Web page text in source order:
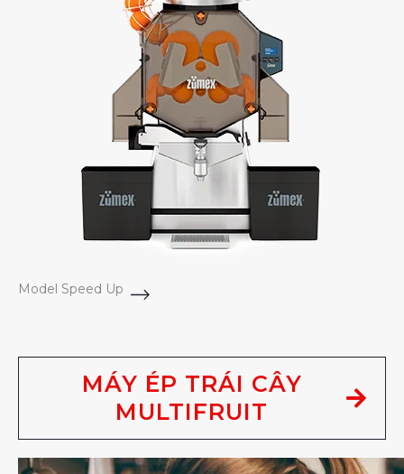
Model Speed Up
MÁY ÉP TRÁI CÂY
MULTIFRUIT